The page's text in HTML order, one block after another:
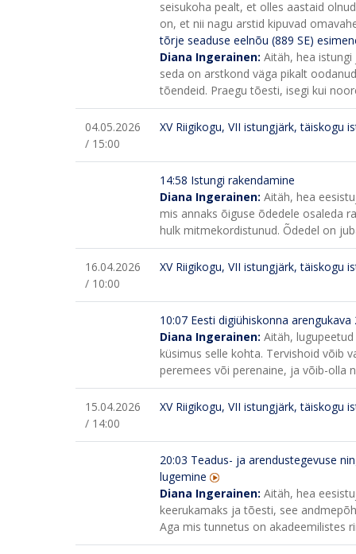
seisukoha pealt, et olles aastaid
on, et nii nagu arstid kipuvad
tõrje seaduse eelnõu (889 SE)
Diana Ingerainen: Aitäh, hea
seda on arstkond väga pikalt
tõendeid. Praegu tõesti, isegi kui
04.05.2026
/ 15:00
XV Riigikogu, VII istungjärk, täiskogu
14:58 Istungi rakendamine
Diana Ingerainen: Aitäh, hea
mis annaks õiguse õdedele osaleda
hulk mitmekordistunud. Õdedel on
16.04.2026
/ 10:00
XV Riigikogu, VII istungjärk, täiskogu
10:07 Eesti digiühiskonna arengukava
Diana Ingerainen: Aitäh,
küsimus selle kohta. Tervishoid võib
peremees või perenaine, ja võib-olla
15.04.2026
/ 14:00
XV Riigikogu, VII istungjärk, täiskogu
20:03 Teadus- ja arendustegevuse
lugemine
Diana Ingerainen: Aitäh, hea
keerukamaks ja tõesti, see
Aga mis tunnetus on akadeemilistes